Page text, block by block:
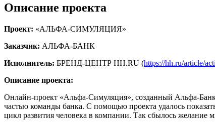
Описание проекта
Проект: «АЛЬФА-СИМУЛЯЦИЯ»
Заказчик: АЛЬФА-БАНК
Исполнитель: БРЕНД-ЦЕНТР HH.RU (https://hh.ru/article/
Описание проекта:
Онлайн-проект «Альфа-Симуляция», созданный Альфа-
частью команды банка. С помощью проекта удалось
цикл развития человека в компании. Так сбылось желание